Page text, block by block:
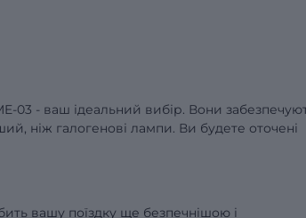
03 - ваш ідеальний вибір. Вони
ніж галогенові лампи. Ви будете оточені
вашу поїздку ще безпечнішою і